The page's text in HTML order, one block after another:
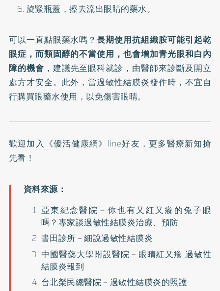
旋緊瓶蓋，擦去流出眼睛的藥水。
可以一直點眼藥水嗎？長期使用抗組織胺可能引起乾
眼症，而類固醇的不當使用，也會增加青光眼和白內
障的機會 ，建議先至眼科就診，由醫師來診斷及開立
處方才安全。此外，當過敏性結膜炎發作時，不宜自
行購買眼藥水使用，以免傷害眼睛。
歡迎加入 《優活健康網》line好友 ，更多醫療新知搶
先看！
亞東紀念醫院－ 你也有又紅又癢的兔子眼
嗎？專家談過敏性結膜炎治療、預防
書田診所－細說過敏性結膜炎
中國醫藥大學附設醫院－ 眼睛紅又癢 過敏性
結膜炎報到
台北榮民總醫院－過敏性結膜炎的照護